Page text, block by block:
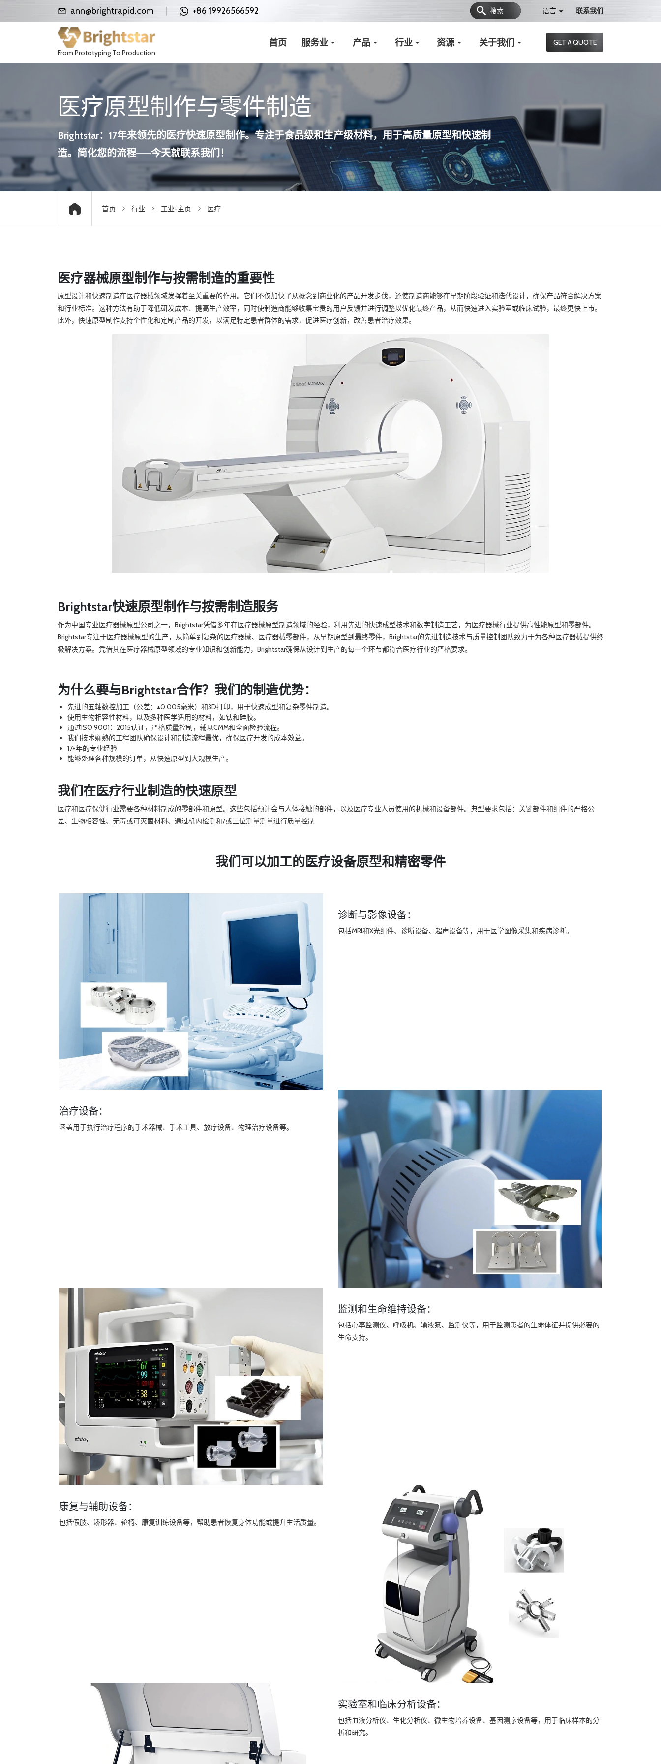
ann@brightrapid.com +86 19926566592 搜索 语言 联系我们
From Prototyping To Production
首页 服务业 产品 行业 资源 关于我们 GET A QUOTE
医疗原型制作与零件制造
Brightstar：17年来领先的医疗快速原型制作。专注于食品级和生产级材料，用于高质量原型和快速制
造。简化您的流程——今天就联系我们！
首页 行业 工业-主页 医疗
医疗器械原型制作与按需制造的重要性
原型设计和快速制造在医疗器械领域发挥着至关重要的作用。它们不仅加快了从概念到商业化的产品开发步伐，还使制造商能够在早期阶段验证和迭代设计，确保产品符合解决方案
和行业标准。这种方法有助于降低研发成本、提高生产效率，同时使制造商能够收集宝贵的用户反馈并进行调整以优化最终产品，从而快速进入实验室或临床试验，最终更快上市。
此外，快速原型制作支持个性化和定制产品的开发，以满足特定患者群体的需求，促进医疗创新，改善患者治疗效果。
Brightstar快速原型制作与按需制造服务
作为中国专业医疗器械原型公司之一，Brightstar凭借多年在医疗器械原型制造领域的经验，利用先进的快速成型技术和数字制造工艺，为医疗器械行业提供高性能原型和零部件。
Brightstar专注于医疗器械原型的生产，从简单到复杂的医疗器械、医疗器械零部件，从早期原型到最终零件，Brightstar的先进制造技术与质量控制团队致力于为各种医疗器械提供终
极解决方案。凭借其在医疗器械原型领域的专业知识和创新能力，Brightstar确保从设计到生产的每一个环节都符合医疗行业的严格要求。
为什么要与Brightstar合作？我们的制造优势：
先进的五轴数控加工（公差：±0.005毫米）和3D打印，用于快速成型和复杂零件制造。
使用生物相容性材料，以及多种医学适用的材料，如钛和硅胶。
通过ISO 9001：2015认证，严格质量控制，辅以CMM和全面检验流程。
我们技术娴熟的工程团队确保设计和制造流程最优，确保医疗开发的成本效益。
17+年的专业经验
能够处理各种规模的订单，从快速原型到大规模生产。
我们在医疗行业制造的快速原型
医疗和医疗保健行业需要各种材料制成的零部件和原型。这些包括预计会与人体接触的部件，以及医疗专业人员使用的机械和设备部件。典型要求包括：关键部件和组件的严格公
差、生物相容性、无毒或可灭菌材料、通过机内检测和/或三位测量测量进行质量控制
我们可以加工的医疗设备原型和精密零件
诊断与影像设备：
包括MRI和X光组件、诊断设备、超声设备等，用于医学图像采集和疾病诊断。
治疗设备：
涵盖用于执行治疗程序的手术器械、手术工具、放疗设备、物理治疗设备等。
监测和生命维持设备：
包括心率监测仪、呼吸机、输液泵、监测仪等，用于监测患者的生命体征并提供必要的
生命支持。
康复与辅助设备：
包括假肢、矫形器、轮椅、康复训练设备等，帮助患者恢复身体功能或提升生活质量。
实验室和临床分析设备：
包括血液分析仪、生化分析仪、微生物培养设备、基因测序设备等，用于临床样本的分
析和研究。